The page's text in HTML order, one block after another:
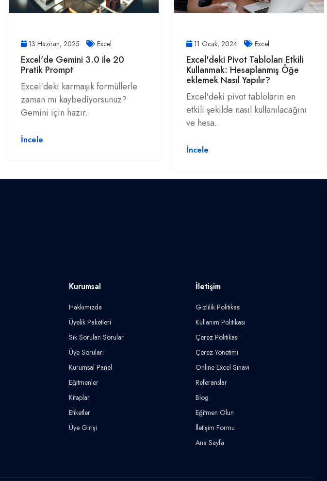
13 Haziran, 2025 Excel
Excel'de Gemini 3.0 ile 20
Pratik Prompt
Excel'deki karmaşık formüllerle
zaman mı kaybediyorsunuz?
Gemini için hazır..
İncele
11 Ocak, 2024 Excel
Excel'deki Pivot Tabloları Etkili
Kullanmak: Hesaplanmış Öğe
eklemek Nasıl Yapılır?
Excel'deki pivot tabloların en
etkili şekilde nasıl kullanılacağını
ve hesa..
İncele
Kurumsal
Hakkımızda
Üyelik Paketleri
Sık Sorulan Sorular
Üye Soruları
Kurumsal Panel
Eğitmenler
Kitaplar
Etiketler
Üye Girişi
İletişim
Gizlilik Politikası
Kullanım Politikası
Çerez Politikası
Çerez Yönetimi
Online Excel Sınavı
Referanslar
Blog
Eğitmen Olun
İletişim Formu
Ana Sayfa